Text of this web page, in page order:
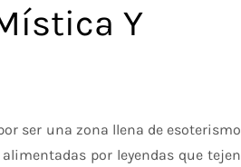
Y
ser una zona llena de esoterismo
por leyendas que tejen